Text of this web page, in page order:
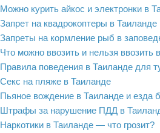
Можно курить айкос и электронки в
Запрет на квадрокоптеры в Таиланде
Запреты на кормление рыб в
Что можно ввозить и нельзя ввозить
Правила поведения в Таиланде для
Секс на пляже в Таиланде
Пьяное вождение в Таиланде и езда
Штрафы за нарушение ПДД в
Наркотики в Таиланде — что грозит?